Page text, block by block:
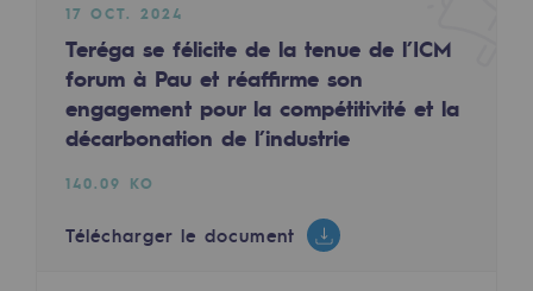
Responsabilité environnementale
Responsabilité environnementale
BE POSITIF, le programme de
Décarbonation : une priorité
17 OCT. 2024
Teréga se félicite de la tenue de l’ICM
forum à Pau et réaffirme son
engagement pour la compétitivité et la
décarbonation de l’industrie
140.09 KO
Télécharger le document